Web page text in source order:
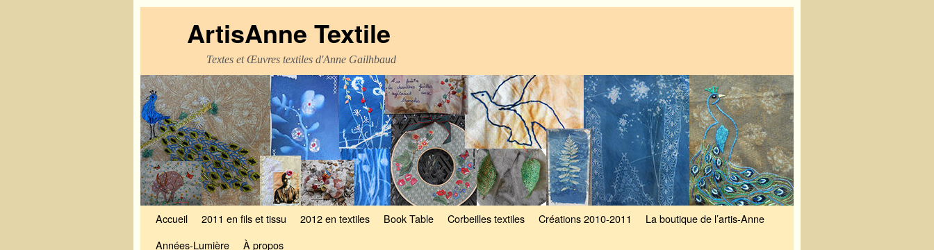
ArtisAnne Textile
Textes et Œuvres textiles d'Anne Gailhbaud
Accueil 2011 en fils et tissu 2012 en textiles Book Table Corbeilles textiles Créations 2010-2011
La boutique de l’artis-Anne
Années-Lumière
À propos